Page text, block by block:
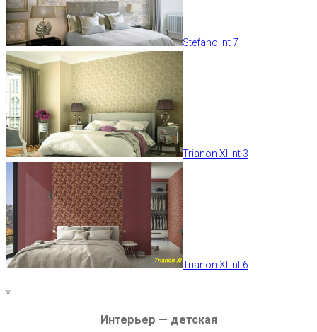
Stefano int 7
Trianon XI int 3
Trianon XI int 6
×
Интерьер — детская